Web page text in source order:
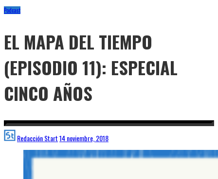
Podcast
EL MAPA DEL TIEMPO
(EPISODIO 11): ESPECIAL
CINCO AÑOS
Redacción Start14 noviembre, 2018